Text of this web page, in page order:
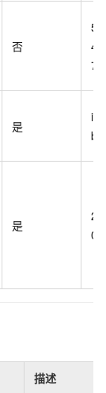
否
是
i-
是
描述